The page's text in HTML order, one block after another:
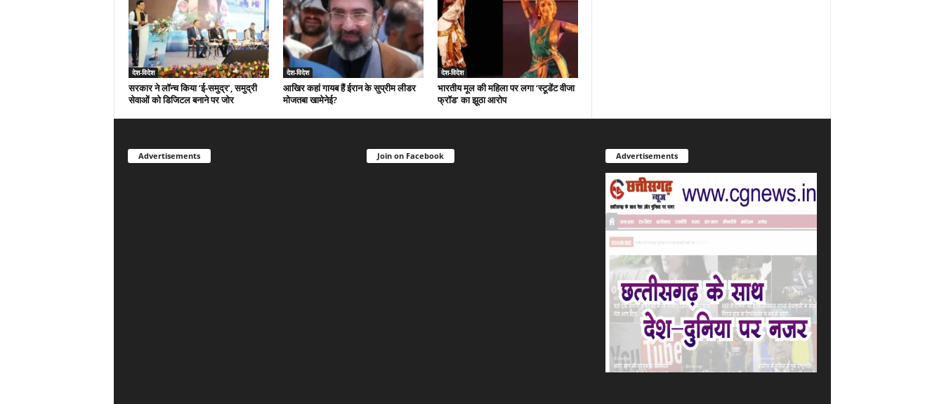
देश-विदेश
सरकार ने लॉन्च किया ‘ई-समुद्र’, समुद्री
सेवाओं को डिजिटल बनाने पर जोर
देश-विदेश
आखिर कहां गायब हैं ईरान के सुप्रीम लीडर
मोजतबा खामेनेई?
देश-विदेश
भारतीय मूल की महिला पर लगा ‘स्टूडेंट वीजा
फ्रॉड’ का झूठा आरोप
Advertisements Join on Facebook Advertisements